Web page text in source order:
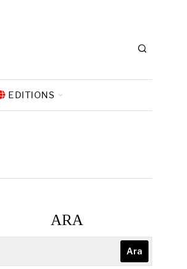
EDITIONS
ARA
Ara